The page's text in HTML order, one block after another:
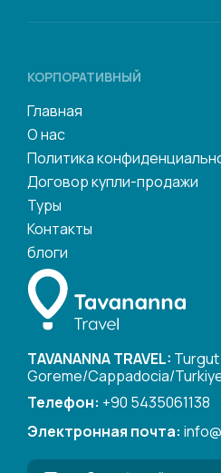
КОРПОРАТИВНЫЙ
Главная
О нас
Политика
Договор купли-продажи
Туры
Контакты
блоги
TAVANANNA TRAVEL: Turgut
Goreme/Cappadocia/
Телефон: +90 5435061138
Электронная почта: